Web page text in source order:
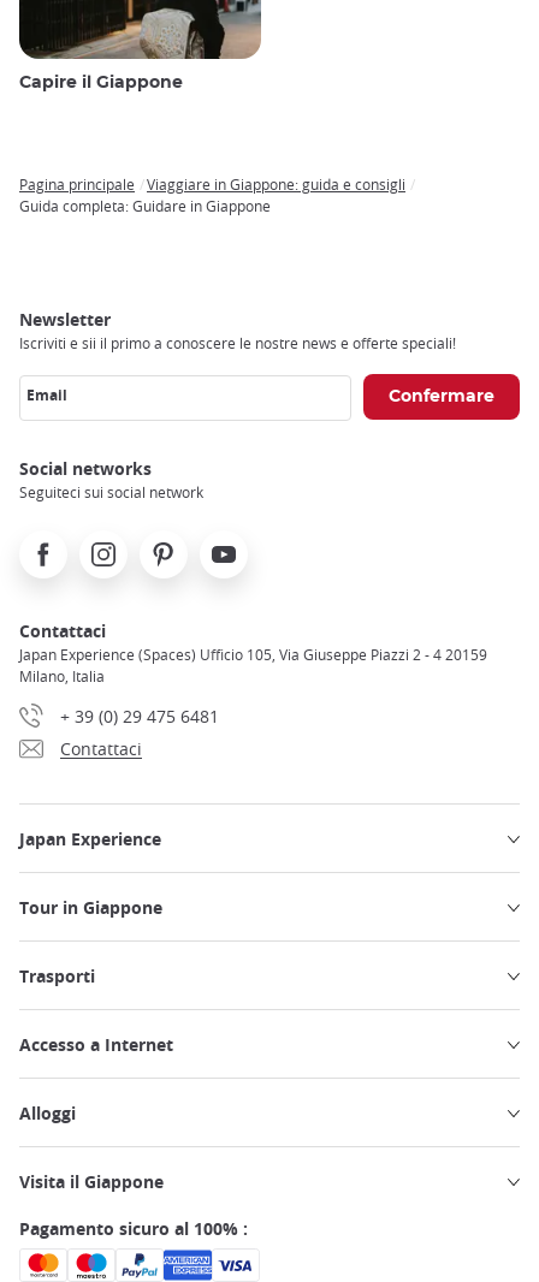
Capire il Giappone
Breadcrumb
Pagina principale
Viaggiare in Giappone: guida e consigli
Guida completa: Guidare in Giappone
Newsletter
Iscriviti e sii il primo a conoscere le nostre news e offerte speciali!
Email
Social networks
Seguiteci sui social network
FacebookInstagramPinterest Youtube
Contattaci
Japan Experience (Spaces) Ufficio 105, Via Giuseppe Piazzi 2 - 4 20159
Milano, Italia
+ 39 (0) 29 475 6481
Contattaci
Japan Experience
Tour in Giappone
Trasporti
Accesso a Internet
Alloggi
Visita il Giappone
Pagamento sicuro al 100% :